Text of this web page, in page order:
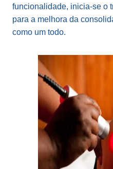
funcionalidade, inicia-se o
para a melhora da
como um todo.